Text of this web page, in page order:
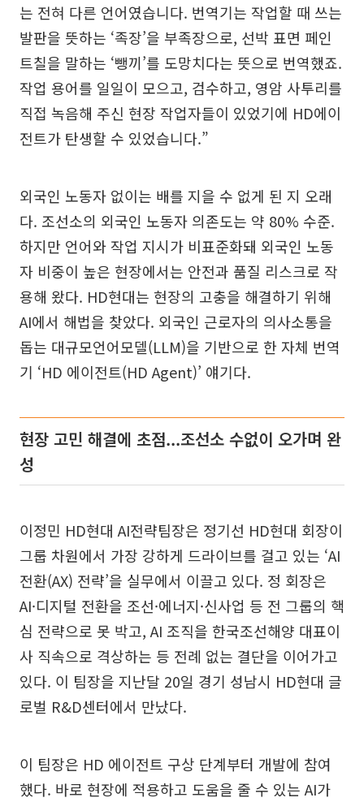
는 전혀 다른 언어였습니다. 번역기는 작업할 때 쓰는
발판을 뜻하는 ‘족장’을 부족장으로, 선박 표면 페인
트칠을 말하는 ‘뺑끼’를 도망치다는 뜻으로 번역했죠.
작업 용어를 일일이 모으고, 검수하고, 영암 사투리를
직접 녹음해 주신 현장 작업자들이 있었기에 HD에이
전트가 탄생할 수 있었습니다.”
외국인 노동자 없이는 배를 지을 수 없게 된 지 오래
다. 조선소의 외국인 노동자 의존도는 약 80% 수준.
하지만 언어와 작업 지시가 비표준화돼 외국인 노동
자 비중이 높은 현장에서는 안전과 품질 리스크로 작
용해 왔다. HD현대는 현장의 고충을 해결하기 위해
AI에서 해법을 찾았다. 외국인 근로자의 의사소통을
돕는 대규모언어모델(LLM)을 기반으로 한 자체 번역
기 ‘HD 에이전트(HD Agent)’ 얘기다.
현장 고민 해결에 초점...조선소 수없이 오가며 완
성
이정민 HD현대 AI전략팀장은 정기선 HD현대 회장이
그룹 차원에서 가장 강하게 드라이브를 걸고 있는 ‘AI
전환(AX) 전략’을 실무에서 이끌고 있다. 정 회장은
AI·디지털 전환을 조선·에너지·신사업 등 전 그룹의 핵
심 전략으로 못 박고, AI 조직을 한국조선해양 대표이
사 직속으로 격상하는 등 전례 없는 결단을 이어가고
있다. 이 팀장을 지난달 20일 경기 성남시 HD현대 글
로벌 R&D센터에서 만났다.
이 팀장은 HD 에이전트 구상 단계부터 개발에 참여
했다. 바로 현장에 적용하고 도움을 줄 수 있는 AI가